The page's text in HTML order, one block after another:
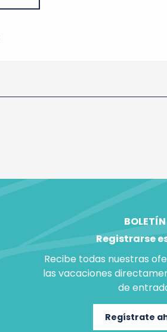
BOLETÍN
Registrarse
Recibe todas nuestras
las vacaciones
de
Regístrate